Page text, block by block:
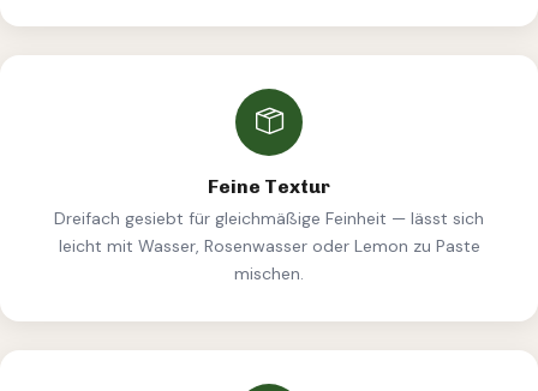
Feine Textur
Dreifach gesiebt für gleichmäßige Feinheit — lässt sich
leicht mit Wasser, Rosenwasser oder Lemon zu Paste
mischen.